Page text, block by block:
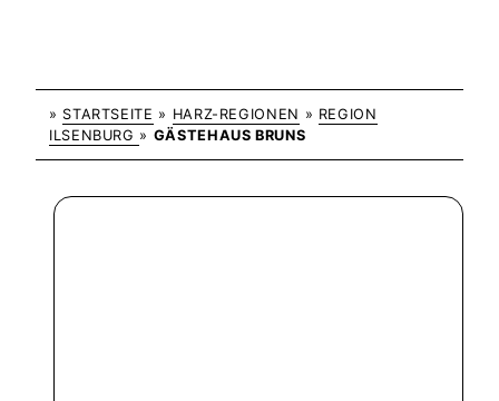
» STARTSEITE » HARZ-REGIONEN » REGION
ILSENBURG » GÄSTEHAUS BRUNS